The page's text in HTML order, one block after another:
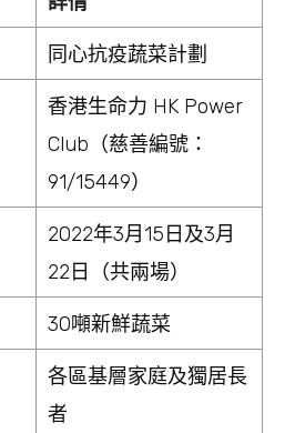
同心抗疫蔬菜計劃
香港生命力 HK Power
Club（慈善編號：
91/15449）
2022年3月15日及3月
22日（共兩場）
30噸新鮮蔬菜
各區基層家庭及獨居長
者